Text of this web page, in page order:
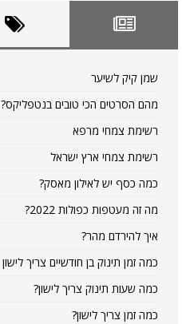
שמן קיק לשיער
מהם הסרטים הכי טובים בנטפליקס?
רשימת צמחי מרפא
רשימת צמחי ארץ ישראל
כמה כסף יש לאילון מאסק?
מה זה מעטפות כפולות 2022?
איך להירדם מהר?
כמה זמן תינוק בן חודשיים צריך לישון
כמה שעות תינוק צריך לישון?
כמה זמן צריך לישון?